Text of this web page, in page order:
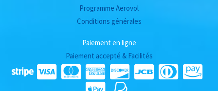
Programme Aerovol
Conditions générales
Paiement en ligne
Paiement accepté & Facilités